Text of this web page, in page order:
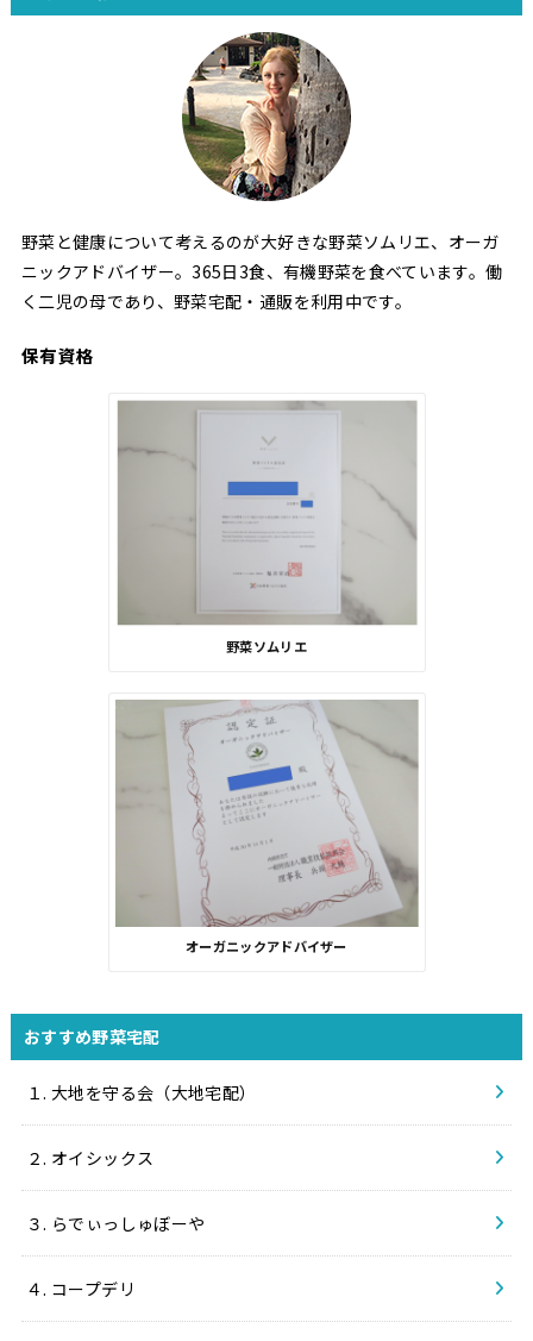
野菜と健康について考えるのが大好きな野菜ソムリエ、オーガ
ニックアドバイザー。365日3食、有機野菜を食べています。働
く二児の母であり、野菜宅配・通販を利用中です。
保有資格
野菜ソムリエ
オーガニックアドバイザー
おすすめ野菜宅配
１. 大地を守る会（大地宅配）
２. オイシックス
３. らでぃっしゅぼーや
４. コープデリ